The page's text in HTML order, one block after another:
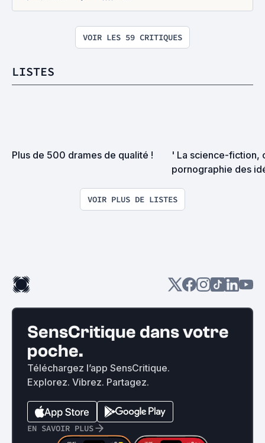
VOIR LES 59 CRITIQUES
LISTES
Plus de 500 drames de qualité !
' La science-fiction,
pornographie des
VOIR PLUS DE LISTES
SensCritique dans votre
poche.
Téléchargez l’app SensCritique.
Explorez. Vibrez. Partagez.
EN SAVOIR PLUS